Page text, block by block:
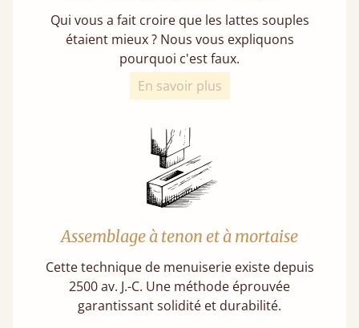
Qui vous a fait croire que les lattes souples
étaient mieux ? Nous vous expliquons
pourquoi c'est faux.
En savoir plus
Assemblage à tenon et à mortaise
Cette technique de menuiserie existe depuis
2500 av. J.-C. Une méthode éprouvée
garantissant solidité et durabilité.